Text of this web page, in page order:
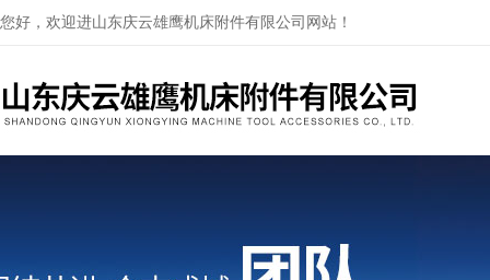
您好，欢迎进山东庆云雄鹰机床附件有限公司网站！